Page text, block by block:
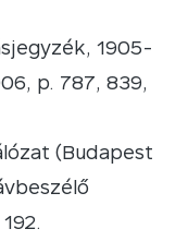
1905-
p. 787, 839,
(Budapest